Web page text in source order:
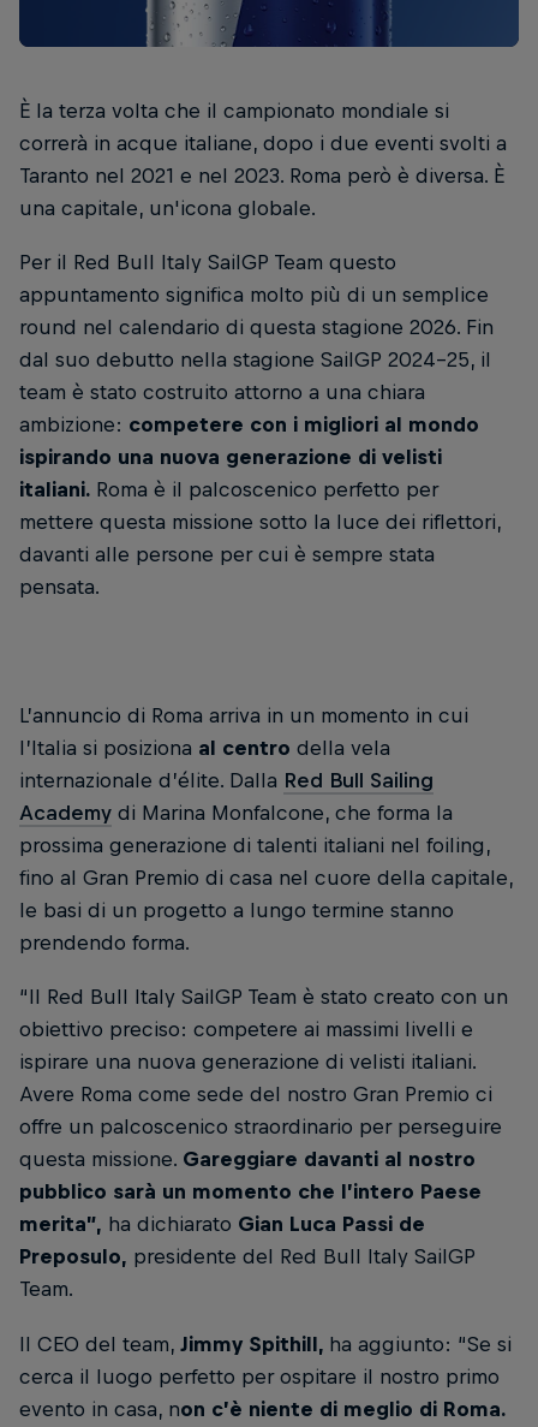
È la terza volta che il campionato mondiale si
correrà in acque italiane, dopo i due eventi svolti a
Taranto nel 2021 e nel 2023. Roma però è diversa. È
una capitale, un'icona globale.
Per il Red Bull Italy SailGP Team questo
appuntamento significa molto più di un semplice
round nel calendario di questa stagione 2026. Fin
dal suo debutto nella stagione SailGP 2024-25, il
team è stato costruito attorno a una chiara
ambizione: competere con i migliori al mondo
ispirando una nuova generazione di velisti
italiani. Roma è il palcoscenico perfetto per
mettere questa missione sotto la luce dei riflettori,
davanti alle persone per cui è sempre stata
pensata.
L’annuncio di Roma arriva in un momento in cui
l’Italia si posiziona al centro della vela
internazionale d’élite. Dalla Red Bull Sailing
Academy di Marina Monfalcone, che forma la
prossima generazione di talenti italiani nel foiling,
fino al Gran Premio di casa nel cuore della capitale,
le basi di un progetto a lungo termine stanno
prendendo forma.
“Il Red Bull Italy SailGP Team è stato creato con un
obiettivo preciso: competere ai massimi livelli e
ispirare una nuova generazione di velisti italiani.
Avere Roma come sede del nostro Gran Premio ci
offre un palcoscenico straordinario per perseguire
questa missione. Gareggiare davanti al nostro
pubblico sarà un momento che l’intero Paese
merita”, ha dichiarato Gian Luca Passi de
Preposulo, presidente del Red Bull Italy SailGP
Team.
Il CEO del team, Jimmy Spithill, ha aggiunto: “Se si
cerca il luogo perfetto per ospitare il nostro primo
evento in casa, non c’è niente di meglio di Roma.